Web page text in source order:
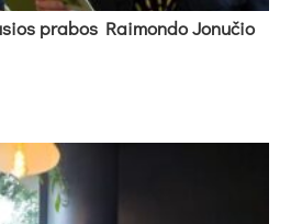
pra­bos Rai­mon­do Jo­nu­čio